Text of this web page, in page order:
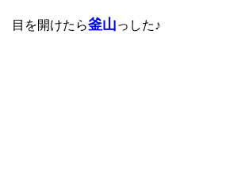
目を開けたら釜山っした♪